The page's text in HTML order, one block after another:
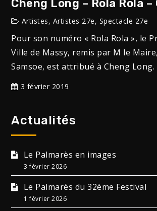
Cheng Long – Rola Rola –
Artistes, Artistes 27e, Spectacle 27e
Pour son numéro « Rola Rola », le
Ville de Massy, remis par M le
Samsoe, est attribué à Cheng Long.
3 février 2019
Actualités
Le Palmarès en images
3 février 2026
Le Palmarès du 32ème Festival
1 février 2026